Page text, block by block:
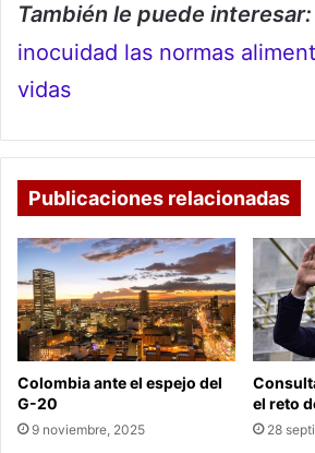
También le puede interesar:
inocuidad las normas
vidas
Publicaciones relacionadas
Colombia ante el espejo del
G-20
9 noviembre, 2025
el reto
28